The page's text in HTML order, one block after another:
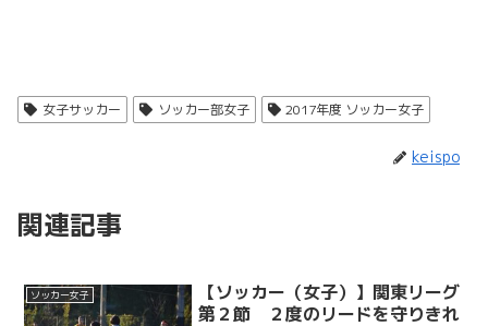
女子サッカー ソッカー部女子 2017年度 ソッカー女子
keispo
関連記事
ソッカー女子
【ソッカー（女子）】関東リーグ
第２節 ２度のリードを守りきれ